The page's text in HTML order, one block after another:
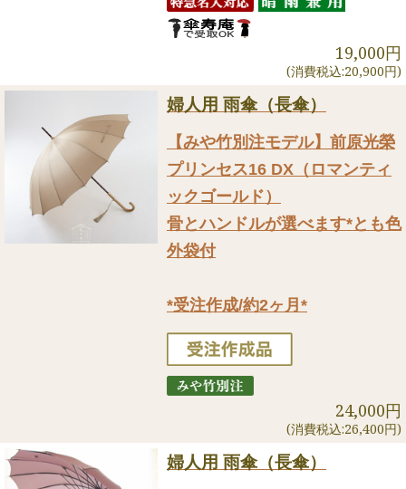
19,000円
(消費税込:20,900円)
婦人用 雨傘（長傘）
【みや竹別注モデル】前原光榮
プリンセス16 DX（ロマンティ
ックゴールド）
骨とハンドルが選べます*とも色
外袋付
*受注作成/約2ヶ月*
24,000円
(消費税込:26,400円)
婦人用 雨傘（長傘）